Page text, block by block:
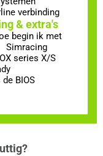
verbinding
& extra's
begin ik met
Simracing
series X/S
BIOS